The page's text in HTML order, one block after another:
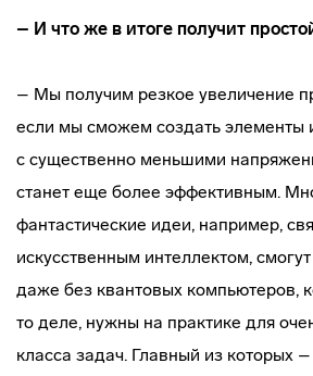
– И что же в итоге получит
– Мы получим резкое увеличение
если мы сможем создать элементы
с существенно меньшими
станет еще более эффективным.
фантастические идеи, например,
искусственным интеллектом,
даже без квантовых компьютеров,
то деле, нужны на практике для
класса задач. Главный из которых